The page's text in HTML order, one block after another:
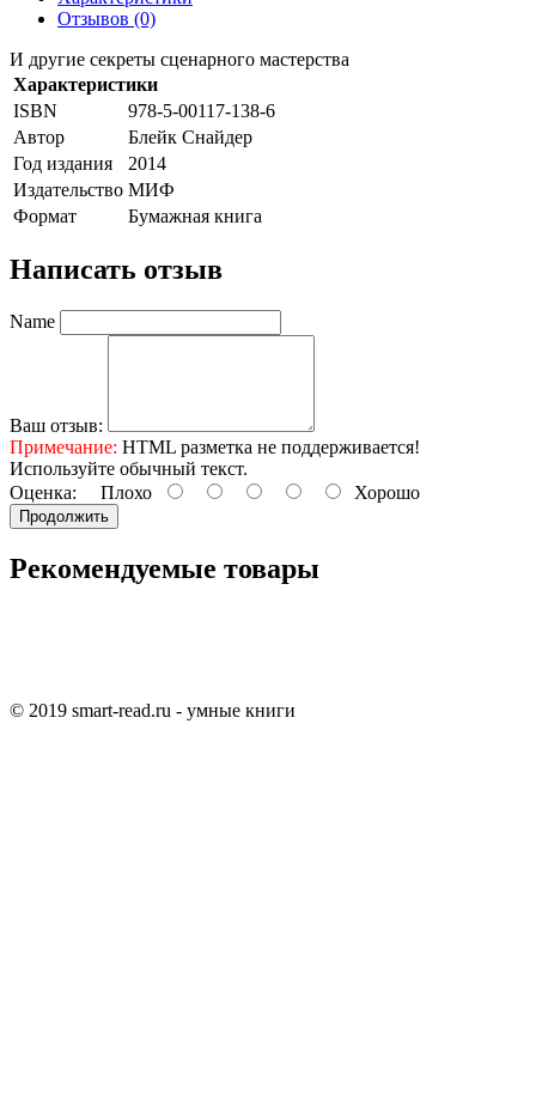
Отзывов (0)
И другие секреты сценарного мастерства
Характеристики
ISBN
978-5-00117-138-6
Автор
Блейк Снайдер
Год издания
2014
Издательство МИФ
Формат
Бумажная книга
Написать отзыв
Name
Ваш отзыв:
Примечание: HTML разметка не поддерживается!
Используйте обычный текст.
Оценка: Плохо Хорошо
Продолжить
Рекомендуемые товары
© 2019 smart-read.ru - умные книги